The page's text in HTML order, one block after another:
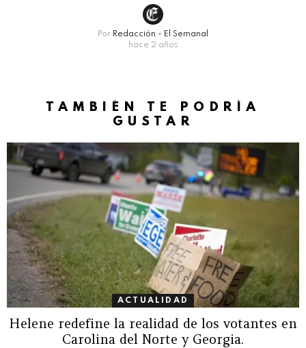
Por Redacción - El Semanal
hace 2 años
TAMBIÉN TE PODRÍA
GUSTAR
ACTUALIDAD
Helene redefine la realidad de los votantes en
Carolina del Norte y Georgia.